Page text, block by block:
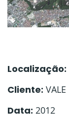
Localização:
Cliente: VALE
Data: 2012